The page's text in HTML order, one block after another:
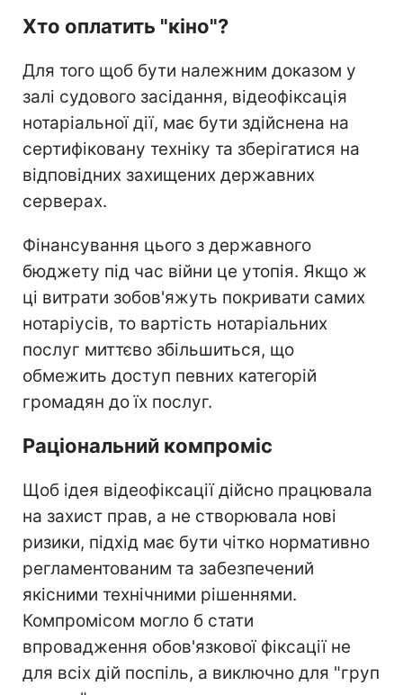
Хто оплатить "кіно"?
Для того щоб бути належним доказом у
залі судового засідання, відеофіксація
нотаріальної дії, має бути здійснена на
сертифіковану техніку та зберігатися на
відповідних захищених державних
серверах.
Фінансування цього з державного
бюджету під час війни це утопія. Якщо ж
ці витрати зобов'яжуть покривати самих
нотаріусів, то вартість нотаріальних
послуг миттєво збільшиться, що
обмежить доступ певних категорій
громадян до їх послуг.
Раціональний компроміс
Щоб ідея відеофіксації дійсно працювала
на захист прав, а не створювала нові
ризики, підхід має бути чітко нормативно
регламентованим та забезпечений
якісними технічними рішеннями.
Компромісом могло б стати
впровадження обов'язкової фіксації не
для всіх дій поспіль, а виключно для "груп